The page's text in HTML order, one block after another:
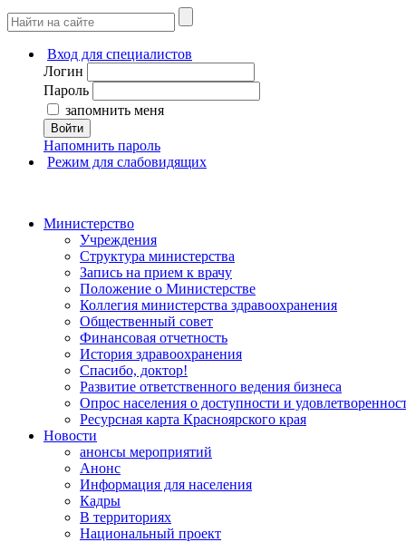
Вход для специалистов
Логин
Пароль
запомнить меня
Войти
Напомнить пароль
Режим для слабовидящих
Министерство
Учреждения
Структура министерства
Запись на прием к врачу
Положение о Министерстве
Коллегия министерства здравоохранения
Общественный совет
Финансовая отчетность
История здравоохранения
Спасибо, доктор!
Развитие ответственного ведения бизнеса
Опрос населения о доступности и
Ресурсная карта Красноярского края
Новости
анонсы мероприятий
Анонс
Информация для населения
Кадры
В территориях
Национальный проект